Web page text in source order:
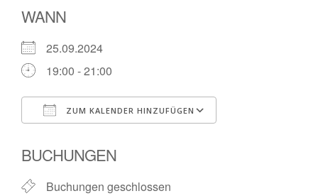
WANN
25.09.2024
19:00 - 21:00
ZUM KALENDER HINZUFÜGEN
BUCHUNGEN
Buchungen geschlossen